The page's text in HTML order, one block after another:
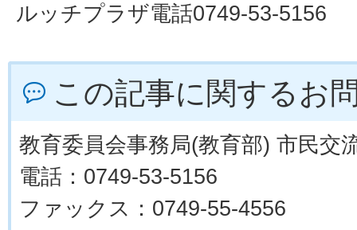
ルッチプラザ電話0749-53-5156
この記事に関するお
教育委員会事務局(教育部) 市民交
電話：0749-53-5156
ファックス：0749-55-4556